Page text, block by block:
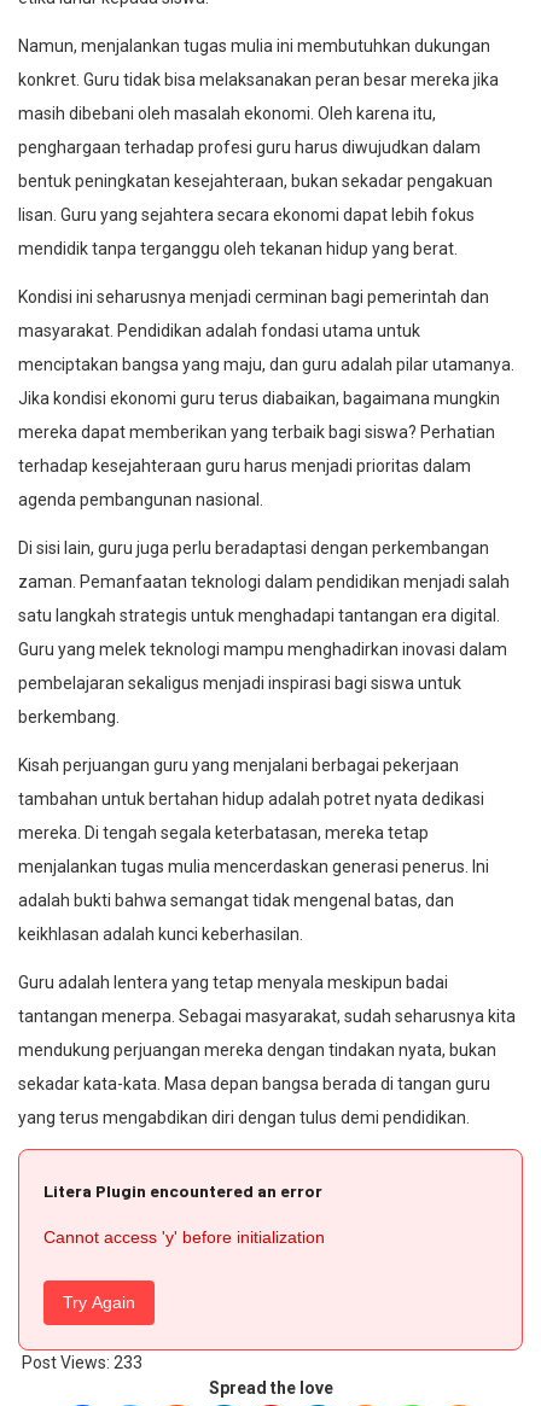
Namun, menjalankan tugas mulia ini membutuhkan dukungan
konkret. Guru tidak bisa melaksanakan peran besar mereka jika
masih dibebani oleh masalah ekonomi. Oleh karena itu,
penghargaan terhadap profesi guru harus diwujudkan dalam
bentuk peningkatan kesejahteraan, bukan sekadar pengakuan
lisan. Guru yang sejahtera secara ekonomi dapat lebih fokus
mendidik tanpa terganggu oleh tekanan hidup yang berat.
Kondisi ini seharusnya menjadi cerminan bagi pemerintah dan
masyarakat. Pendidikan adalah fondasi utama untuk
menciptakan bangsa yang maju, dan guru adalah pilar utamanya.
Jika kondisi ekonomi guru terus diabaikan, bagaimana mungkin
mereka dapat memberikan yang terbaik bagi siswa? Perhatian
terhadap kesejahteraan guru harus menjadi prioritas dalam
agenda pembangunan nasional.
Di sisi lain, guru juga perlu beradaptasi dengan perkembangan
zaman. Pemanfaatan teknologi dalam pendidikan menjadi salah
satu langkah strategis untuk menghadapi tantangan era digital.
Guru yang melek teknologi mampu menghadirkan inovasi dalam
pembelajaran sekaligus menjadi inspirasi bagi siswa untuk
berkembang.
Kisah perjuangan guru yang menjalani berbagai pekerjaan
tambahan untuk bertahan hidup adalah potret nyata dedikasi
mereka. Di tengah segala keterbatasan, mereka tetap
menjalankan tugas mulia mencerdaskan generasi penerus. Ini
adalah bukti bahwa semangat tidak mengenal batas, dan
keikhlasan adalah kunci keberhasilan.
Guru adalah lentera yang tetap menyala meskipun badai
tantangan menerpa. Sebagai masyarakat, sudah seharusnya kita
mendukung perjuangan mereka dengan tindakan nyata, bukan
sekadar kata-kata. Masa depan bangsa berada di tangan guru
yang terus mengabdikan diri dengan tulus demi pendidikan.
Litera Plugin encountered an error
Cannot access 'y' before initialization
Try Again
Post Views: 233
Spread the love